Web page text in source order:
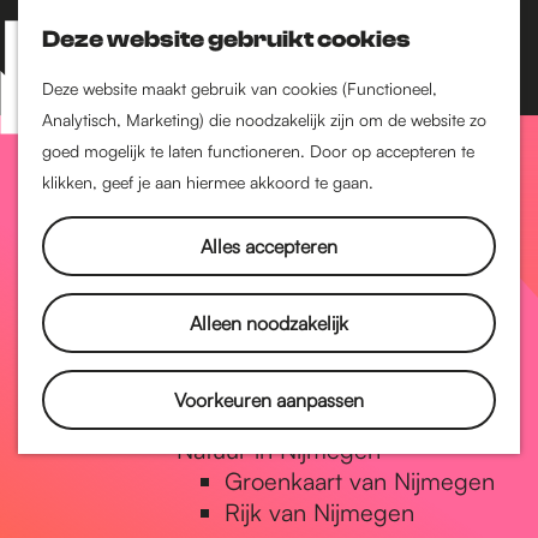
Deze website gebruikt cookies
Deze website maakt gebruik van cookies (Functioneel,
Analytisch, Marketing) die noodzakelijk zijn om de website zo
goed mogelijk te laten functioneren. Door op accepteren te
klikken, geef je aan hiermee akkoord te gaan.
Alles accepteren
Alleen noodzakelijk
Voorkeuren aanpassen
Z
o
e
k
e
K
a
a
r
t
M
e
n
Nijmegen-Nieuw-West
Dukenburg
Lindenholt
Historie
De oudste stad van
Nederland
Historische tijdlijn
Romeinse Limes
Vrede van Nijmegen
Penning
Natuur in Nijmegen
Groenkaart van Nijmegen
Rijk van Nijmegen